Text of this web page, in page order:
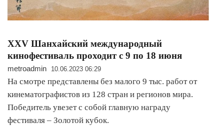
XXV Шанхайский международный
кинофестиваль проходит с 9 по 18 июня
metroadmin 10.06.2023 06:29
На смотре представлены без малого 9 тыс. работ от
кинематографистов из 128 стран и регионов мира.
Победитель увезет с собой главную награду
фестиваля – Золотой кубок.